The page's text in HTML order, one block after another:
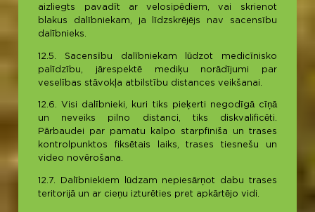
aizliegts pavadīt ar velosipēdiem, vai skrienot
blakus dalībniekam, ja līdzskrējējs nav sacensību
dalībnieks.
12.5. Sacensību dalībniekam lūdzot medicīnisko
palīdzību, jārespektē mediķu norādījumi par
veselības stāvokļa atbilstību distances veikšanai.
12.6. Visi dalībnieki, kuri tiks pieķerti negodīgā cīņā
un neveiks pilno distanci, tiks diskvalificēti.
Pārbaudei par pamatu kalpo starpfiniša un trases
kontrolpunktos fiksētais laiks, trases tiesnešu un
video novērošana.
12.7. Dalībniekiem lūdzam nepiesārņot dabu trases
teritorijā un ar cieņu izturēties pret apkārtējo vidi.